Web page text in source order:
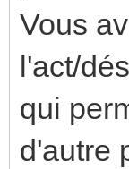
Vous
l'act/
qui
d'autre